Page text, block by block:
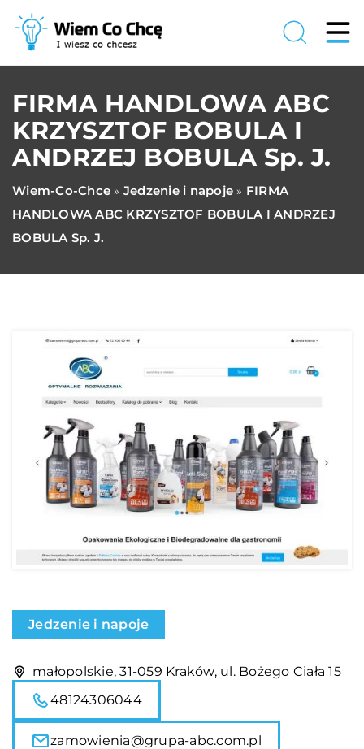
FIRMA HANDLOWA ABC
KRZYSZTOF BOBULA I
ANDRZEJ BOBULA Sp. J.
Wiem-Co-Chce » Jedzenie i napoje » FIRMA
HANDLOWA ABC KRZYSZTOF BOBULA I ANDRZEJ
BOBULA Sp. J.
Jedzenie i napoje
małopolskie, 31-059 Kraków, ul. Bożego Ciała 15
48124306044
zamowienia@grupa-abc.com.pl